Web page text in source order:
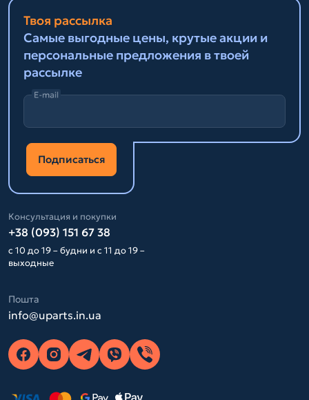
Твоя рассылка
Самые выгодные цены, крутые акции и
персональные предложения в твоей
рассылке
E-mail
Подписаться
Консультация и покупки
+38 (093) 151 67 38
с 10 до 19 – будни и с 11 до 19 –
выходные
Пошта
info@uparts.in.ua